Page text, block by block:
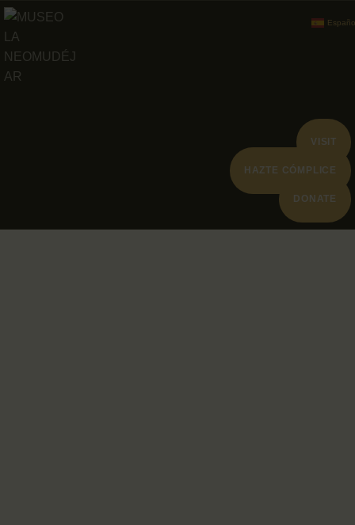
VISIT
HAZTE CÓMPLICE
DONATE
ABOUT
PROGRAMACION